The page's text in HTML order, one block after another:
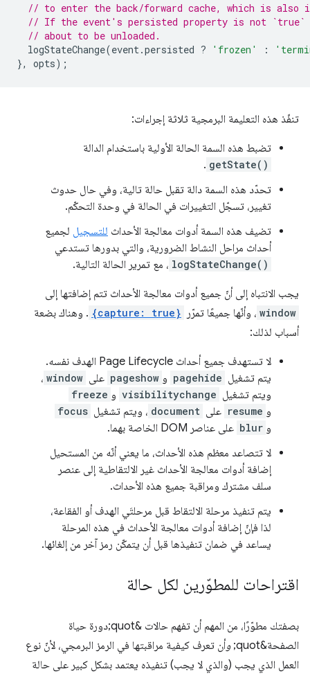
// to enter the back/forward cache, which is also
// If the event's persisted property is not `true`
// about to be unloaded.
logStateChange(event .persisted ? 'frozen' :
},
opts);
تنفّذ هذه التعليمة البرمجية ثلاثة إجراءات:
تضبط هذه السمة الحالة الأولية باستخدام الدالة
getState()
.
تحدّد هذه السمة دالة تقبل حالة تالية، وفي حال حدوث
تغيير، تسجّل التغييرات في الحالة في وحدة التحكّم.
تضيف هذه السمة أدوات معالجة الأحداث للتسجيل لجميع
أحداث مراحل النشاط الضرورية، والتي بدورها تستدعي
logStateChange() ، مع تمرير الحالة التالية.
يجب الانتباه إلى أنّ جميع أدوات معالجة الأحداث تتم إضافتها إلى
window ، وأنّها جميعًا تمرّر {capture: true} . وهناك بضعة
أسباب لذلك:
لا تستهدف جميع أحداث Page Lifecycle الهدف نفسه.
يتم تشغيل pagehide و pageshow على window ،
ويتم تشغيل visibilitychange و freeze
و resume على document ، ويتم تشغيل focus
و blur على عناصر DOM الخاصة بهما.
لا تتصاعد معظم هذه الأحداث، ما يعني أنّه من المستحيل
إضافة أدوات معالجة الأحداث غير الالتقاطية إلى عنصر
سلف مشترك ومراقبة جميع هذه الأحداث.
يتم تنفيذ مرحلة الالتقاط قبل مرحلتَي الهدف أو الفقاعة،
لذا فإنّ إضافة أدوات معالجة الأحداث في هذه المرحلة
يساعد في ضمان تنفيذها قبل أن يتمكّن رمز آخر من إلغائها.
اقتراحات للمطوّرين لكل حالة
بصفتك مطوّرًا، من المهم أن تفهم حالات &quot;دورة حياة
الصفحة&quot;
وأن تعرف كيفية مراقبتها في الرمز البرمجي، لأنّ نوع
العمل الذي يجب (والذي لا يجب) تنفيذه يعتمد بشكل كبير على حالة